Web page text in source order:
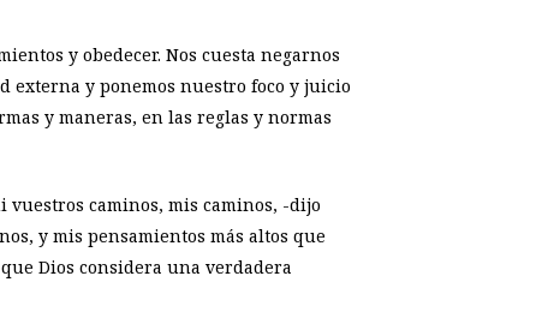
y obedecer. Nos cuesta negarnos
externa y ponemos nuestro foco y juicio
y maneras, en las reglas y normas
vuestros caminos, mis caminos, -dijo
y mis pensamientos más altos que
Dios considera una verdadera